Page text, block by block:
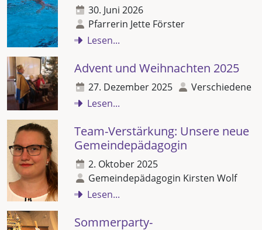
30. Juni 2026
Pfarrerin Jette Förster
Lesen...
Advent und Weihnachten 2025
27. Dezember 2025
Verschiedene
Lesen...
Team-Verstärkung: Unsere neue
Gemeindepädagogin
2. Oktober 2025
Gemeindepädagogin Kirsten Wolf
Lesen...
Sommerparty-